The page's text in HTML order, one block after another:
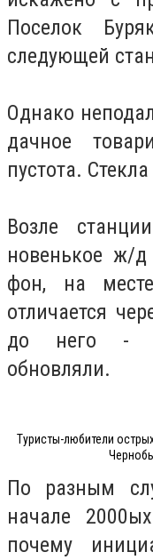
Поселок
следующей
Однако
дачное
пустота.
Возле
новенькое ж/
фон, на
отличается
до него -
обновляли.
Туристы-любители
По разным
начале
почему